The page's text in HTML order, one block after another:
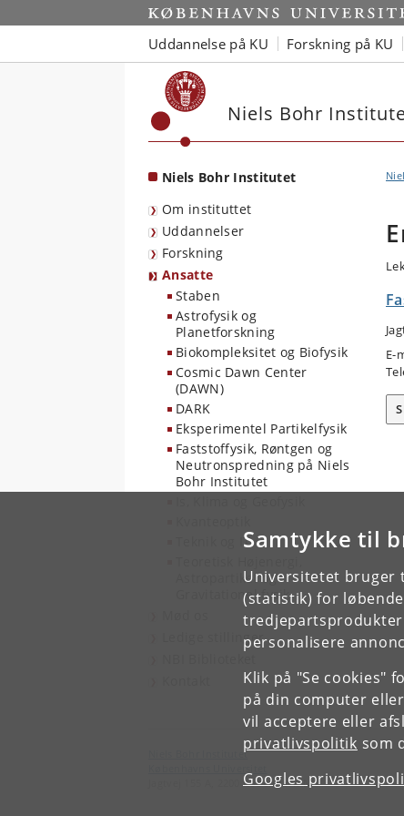
Samtykke til
Universitetet bruger
(statistik) for
personalisere
Klik på "Se cookies"
på din computer
vil acceptere eller
privatlivspolitik som
Googles
Start
Uddannelse på KU Forskning på KU
Niels Bohr
Niels Bohr Institutet
Om instituttet
Uddannelser
Forskning
Ansatte
Staben
Astrofysik og
Planetforskning
Biokompleksitet og Biofysik
Cosmic Dawn Center
(DAWN)
DARK
Eksperimentel Partikelfysik
Faststoffysik, Røntgen og
Neutronspredning på Niels
Bohr Institutet
Teknik og IT
Astropartikel og
Gravitationel fysik
Ledige stillinger
E-
Niels Bohr Institutet
Jagtvej 155 A, 2200 København N.